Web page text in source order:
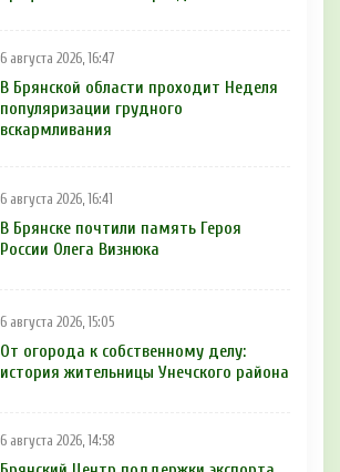
6 августа 2026, 16:47
В Брянской области проходит Неделя
популяризации грудного
вскармливания
6 августа 2026, 16:41
В Брянске почтили память Героя
России Олега Визнюка
6 августа 2026, 15:05
От огорода к собственному делу:
история жительницы Унечского района
6 августа 2026, 14:58